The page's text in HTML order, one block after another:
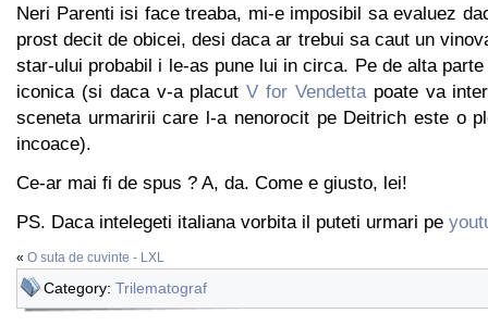
Neri Parenti isi face treaba, mi-e imposibil sa evaluez
prost decit de obicei, desi daca ar trebui sa caut un
star-ului probabil i le-as pune lui in circa. Pe de alta
iconica (si daca v-a placutV for Vendettapoate va
sceneta urmaririi care l-a nenorocit pe Deitrich este o
incoace).
Ce-ar mai fi de spus ? A, da. Come e giusto, lei!
PS. Daca intelegeti italiana vorbita il puteti urmari pe
« O suta de cuvinte - LXL
Category: Trilematograf